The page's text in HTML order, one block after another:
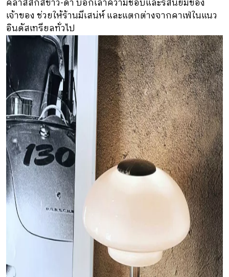
คลาสสิกสีขาว-ดำ บอกเล่าความชอบและรสนิยมของ
เจ้าของ ช่วยให้ร้านมีเสน่ห์ และแตกต่างจากคาเฟ่ในแนว
อินดัสเทรียลทั่วไป